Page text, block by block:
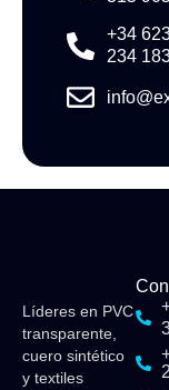
+34
234
Líderes en PVC
transparente,
cuero sintético
y textiles